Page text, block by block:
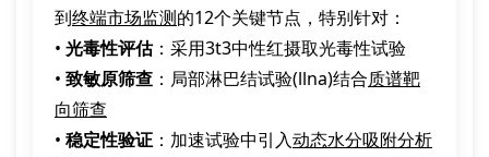
到终端市场监测的12个关键节点，特别针对：
• 光毒性评估：采用3t3中性红摄取光毒性试验
• 致敏原筛查 ：局部淋巴结试验(llna)结合质谱靶
向筛查
• 稳定性验证 ：加速试验中引入动态水分吸附分析